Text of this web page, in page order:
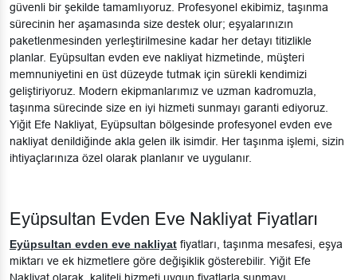
güvenli bir şekilde tamamlıyoruz. Profesyonel ekibimiz, taşınma
sürecinin her aşamasında size destek olur; eşyalarınızın
paketlenmesinden yerleştirilmesine kadar her detayı titizlikle
planlar. Eyüpsultan evden eve nakliyat hizmetinde, müşteri
memnuniyetini en üst düzeyde tutmak için sürekli kendimizi
geliştiriyoruz. Modern ekipmanlarımız ve uzman kadromuzla,
taşınma sürecinde size en iyi hizmeti sunmayı garanti ediyoruz.
Yiğit Efe Nakliyat, Eyüpsultan bölgesinde profesyonel evden eve
nakliyat denildiğinde akla gelen ilk isimdir. Her taşınma işlemi, sizin
ihtiyaçlarınıza özel olarak planlanır ve uygulanır.
Eyüpsultan Evden Eve Nakliyat Fiyatları
Eyüpsultan evden eve nakliyat fiyatları, taşınma mesafesi, eşya
miktarı ve ek hizmetlere göre değişiklik gösterebilir. Yiğit Efe